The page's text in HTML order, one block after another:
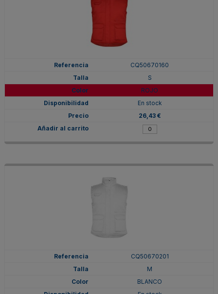
CQ50670160
S
ROJO
En stock
26,43 €
CQ50670201
M
BLANCO